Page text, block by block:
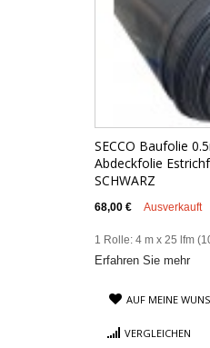
SECCO Baufolie
Abdeckfolie
SCHWARZ
68,00 € Ausverkauft
1 Rolle: 4 m x 25 lfm
Erfahren Sie mehr
AUF MEINE
VERGLEICHEN